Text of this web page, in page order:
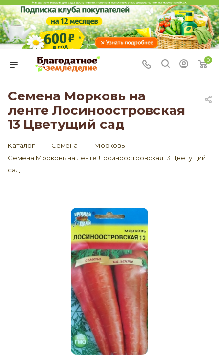
0
Семена Морковь на
ленте Лосиноостровская
13 Цветущий сад
Каталог — Семена — Морковь —
Семена Морковь на ленте Лосиноостровская 13 Цветущий
сад